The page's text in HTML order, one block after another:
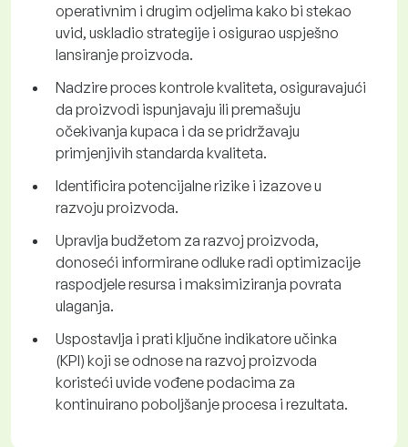
operativnim i drugim odjelima kako bi stekao
uvid, uskladio strategije i osigurao uspješno
lansiranje proizvoda.
Nadzire proces kontrole kvaliteta, osiguravajući
da proizvodi ispunjavaju ili premašuju
očekivanja kupaca i da se pridržavaju
primjenjivih standarda kvaliteta.
Identificira potencijalne rizike i izazove u
razvoju proizvoda.
Upravlja budžetom za razvoj proizvoda,
donoseći informirane odluke radi optimizacije
raspodjele resursa i maksimiziranja povrata
ulaganja.
Uspostavlja i prati ključne indikatore učinka
(KPI) koji se odnose na razvoj proizvoda
koristeći uvide vođene podacima za
kontinuirano poboljšanje procesa i rezultata.